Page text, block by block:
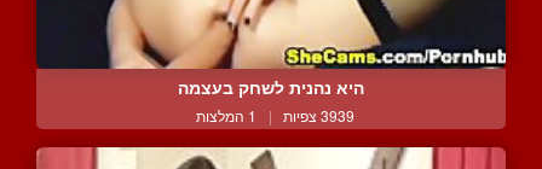
היא נהנית לשחק בעצמה
3939 צפיות | 1 המלצות